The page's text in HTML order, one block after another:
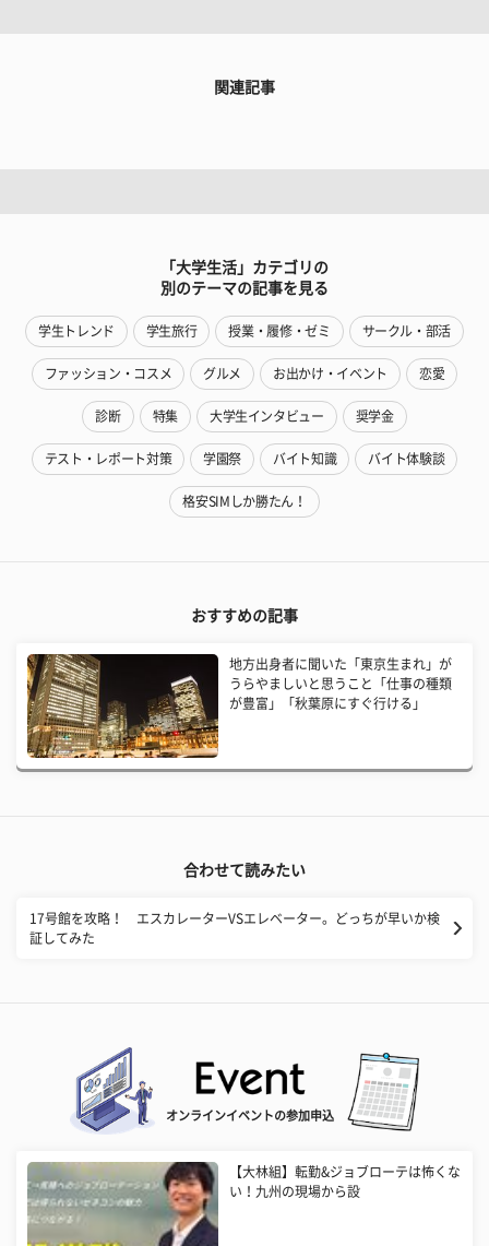
関連記事
「大学生活」カテゴリの
別のテーマの記事を見る
学生トレンド 学生旅行 授業・履修・ゼミ サークル・部活
ファッション・コスメ グルメ お出かけ・イベント 恋愛
診断 特集 大学生インタビュー 奨学金
テスト・レポート対策 学園祭 バイト知識 バイト体験談
格安SIMしか勝たん！
おすすめの記事
地方出身者に聞いた「東京生まれ」が
うらやましいと思うこと「仕事の種類
が豊富」「秋葉原にすぐ行ける」
合わせて読みたい
17号館を攻略！ エスカレーターVSエレベーター。どっちが早いか検
証してみた
オンラインイベントの参加申込
【大林組】転勤&ジョブローテは怖くな
い！九州の現場から設